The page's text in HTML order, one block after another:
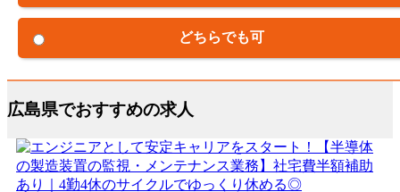
どちらでも可
広島県でおすすめの求人